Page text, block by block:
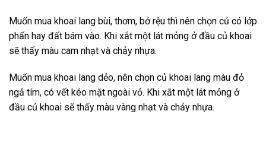
Muốn mua khoai lang bùi, thơm, bở rệu thì nên chọn củ có lớp
phấn hay đất bám vào. Khi xắt một lát mỏng ở đầu củ khoai
sẽ thấy màu cam nhạt và chảy nhựa.
Muốn mua khoai lang dẻo, nên chọn củ khoai lang màu đỏ
ngả tím, có vết kéo mặt ngoài vỏ. Khi xắt một lát mỏng ở
đầu củ khoai sẽ thấy màu vàng nhạt và chảy nhựa.